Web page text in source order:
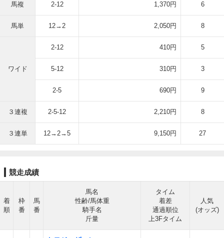
馬複 2-12 1,370円 6
馬単 12→2 2,050円 8
ワイド
2-12 410円 5
5-12 310円 3
2-5 690円 9
３連複 2-5-12 2,210円 8
３連単 12→2→5 9,150円 27
競走成績
着
順
枠
番
馬
番
馬名
性齢/馬体重
騎手名
斤量
タイム
着差
通過順位
上3Fタイム
人気
(オッズ)